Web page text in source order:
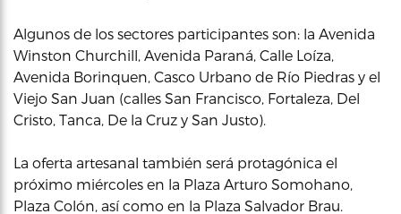
Algunos de los sectores participantes son: la Avenida
Winston Churchill, Avenida Paraná, Calle Loíza,
Avenida Borinquen, Casco Urbano de Río Piedras y el
Viejo San Juan (calles San Francisco, Fortaleza, Del
Cristo, Tanca, De la Cruz y San Justo).
La oferta artesanal también será protagónica el
próximo miércoles en la Plaza Arturo Somohano,
Plaza Colón, así como en la Plaza Salvador Brau.